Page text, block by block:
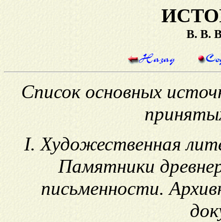
В. В.
Список основных
I. Художественная
Памятники
письменности.